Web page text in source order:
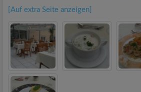
[Auf extra Seite anzeigen]